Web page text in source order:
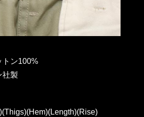
トン100%
社製